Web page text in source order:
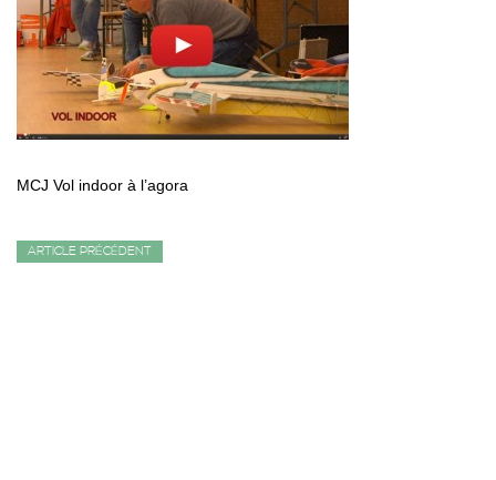
MCJ Vol indoor à l’agora
ARTICLE PRÉCÉDENT